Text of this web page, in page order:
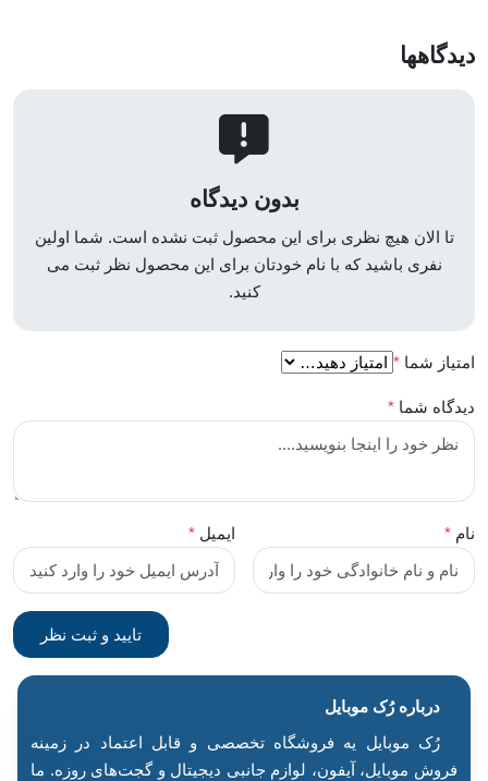
دیدگاهها
بدون دیدگاه
تا الان هیچ نظری برای این محصول ثبت نشده است. شما اولین
نفری باشید که با نام خودتان برای این محصول نظر ثبت می
کنید.
امتیاز شما *
دیدگاه شما *
نام * ایمیل *
درباره رُک‌ موبایل
رُک موبایل یه فروشگاه تخصصی و قابل اعتماد در زمینه
فروش موبایل، آیفون، لوازم جانبی دیجیتال و گجت‌های روزه. ما